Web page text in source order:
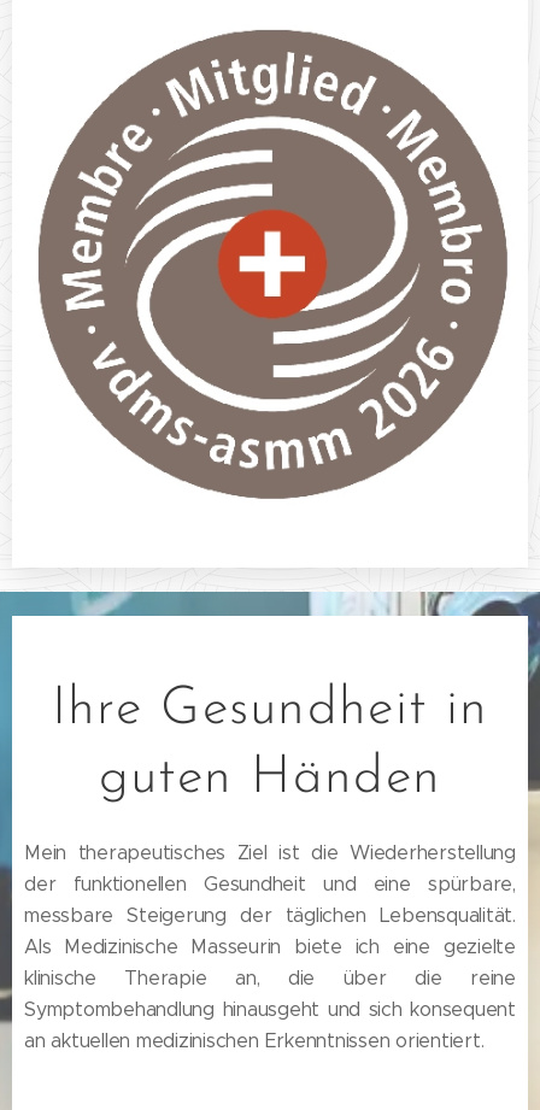
Ihre Gesundheit in
guten Händen
Mein therapeutisches Ziel ist die Wiederherstellung
der funktionellen Gesundheit und eine spürbare,
messbare Steigerung der täglichen Lebensqualität.
Als Medizinische Masseurin biete ich eine gezielte
klinische Therapie an, die über die reine
Symptombehandlung hinausgeht und sich konsequent
an aktuellen medizinischen Erkenntnissen orientiert.